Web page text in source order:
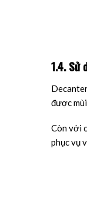
1.4. Sử
được
Còn với
phục vụ